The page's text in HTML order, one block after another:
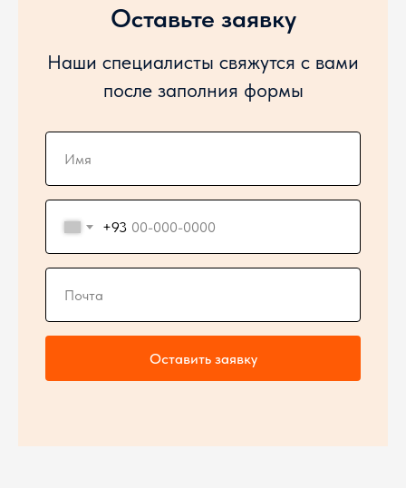
Оставьте заявку
Наши специалисты свяжутся с вами
после заполния формы
+93
Оставить заявку